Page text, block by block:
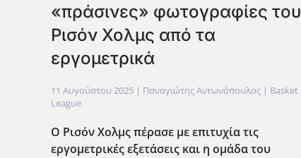
«πράσινες» φωτογραφίες του
Ρισόν Χολμς από τα
εργομετρικά
11 Αυγούστου 2025 | Παναγιώτης Αντωνόπουλος | Basket
League
Ο Ρισόν Χολμς πέρασε με επιτυχία τις
εργομετρικές εξετάσεις και η ομάδα του